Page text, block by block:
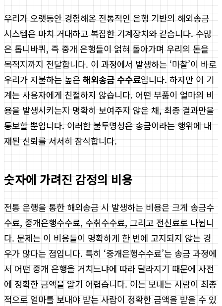
우리가 오랫동안 경험해온 전통적인 은행 기반의 해외송금
시스템은 마치 거대하고 복잡한 기계장치와 같습니다. 수많
은 톱니바퀴, 즉 중개 은행들이 얽혀 돌아가며 우리의 돈을
목적지까지 전달합니다. 이 과정에서 발생하는 ‘마찰’이 바로
우리가 지불하는 높은 해외송금 수수료입니다. 하지만 이 기
계는 사용자에게 친절하지 않습니다. 어떤 부품이 얼마의 비
용을 발생시키는지 명확히 보여주지 않은 채, 최종 결과만을
통보할 뿐입니다. 이러한 불투명성은 송금이라는 행위에 내
재된 신뢰를 서서히 잠식합니다.
숫자에 가려진 감정의 비용
전통 은행을 통한 해외송금 시 발생하는 비용은 크게 송금수
수료, 중개은행수수료, 수취수수료, 그리고 전신료로 나뉩니
다. 문제는 이 비용들이 명확하게 한 번에 고지되지 않는 경
우가 많다는 점입니다. 특히 ‘중개은행수수료’는 송금 과정에
서 어떤 중개 은행을 거치느냐에 따라 달라지기 때문에 사전
에 정확한 금액을 알기 어렵습니다. 이는 보내는 사람이 최종
적으로 얼마를 보내야 받는 사람이 정확한 금액을 받을 수 있